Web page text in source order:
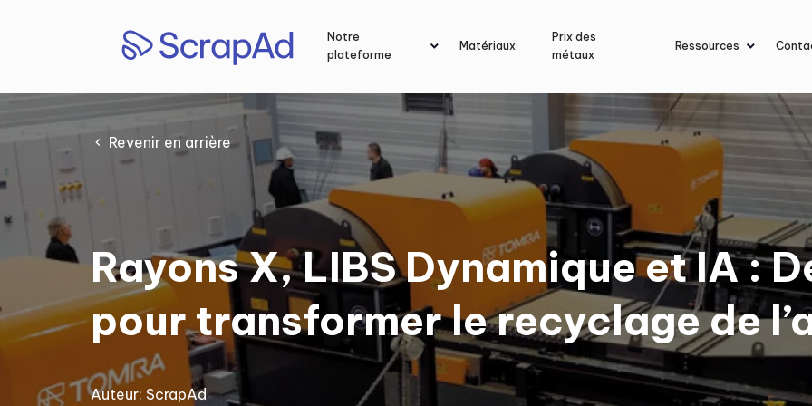
Notre
plateforme
Matériaux
Prix des
métaux
Ressources
Revenir en arrière
Rayons X, LIBS Dynamique et IA :
pour transformer le recyclage de
Auteur: ScrapAd